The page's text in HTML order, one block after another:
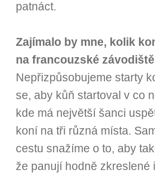
patnáct.
Zajímalo by mne, kolik
na francouzské
Nepřizpůsobujeme starty
se, aby kůň startoval v co
kde má největší šanci
koní na tři různá místa.
cestu snažíme o to, aby
že panují hodně zkreslené